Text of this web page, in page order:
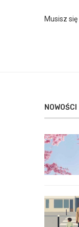
Musisz się
NOWOŚCI